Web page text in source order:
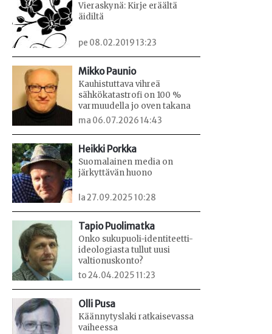
Vieraskynä: Kirje eräältä
äidiltä
pe 08.02.2019 13:23
Mikko Paunio
Kauhistuttava vihreä
sähkökatastrofi on 100 %
varmuudella jo oven takana
ma 06.07.2026 14:43
Heikki Porkka
Suomalainen media on
järkyttävän huono
la 27.09.2025 10:28
Tapio Puolimatka
Onko sukupuoli-identiteetti-
ideologiasta tullut uusi
valtionuskonto?
to 24.04.2025 11:23
Olli Pusa
Käännytyslaki ratkaisevassa
vaiheessa